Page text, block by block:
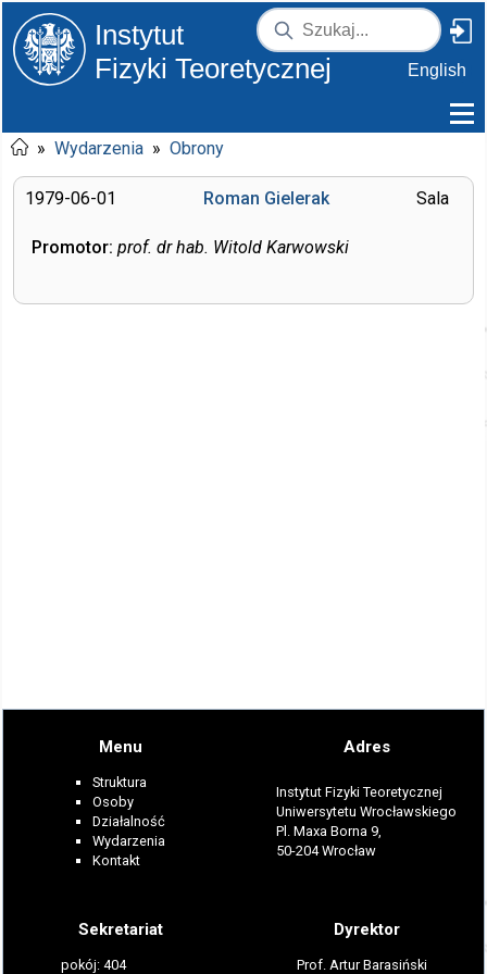
Instytut
Fizyki Teoretycznej
English
» Wydarzenia » Obrony
1979-06-01 Sala
Roman Gielerak
Promotor: prof. dr hab. Witold Karwowski
Menu
Struktura
Osoby
Działalność
Wydarzenia
Kontakt
Adres
Instytut Fizyki Teoretycznej
Uniwersytetu Wrocławskiego
Pl. Maxa Borna 9,
50-204 Wrocław
Sekretariat
pokój: 404
Dyrektor
Prof. Artur Barasiński